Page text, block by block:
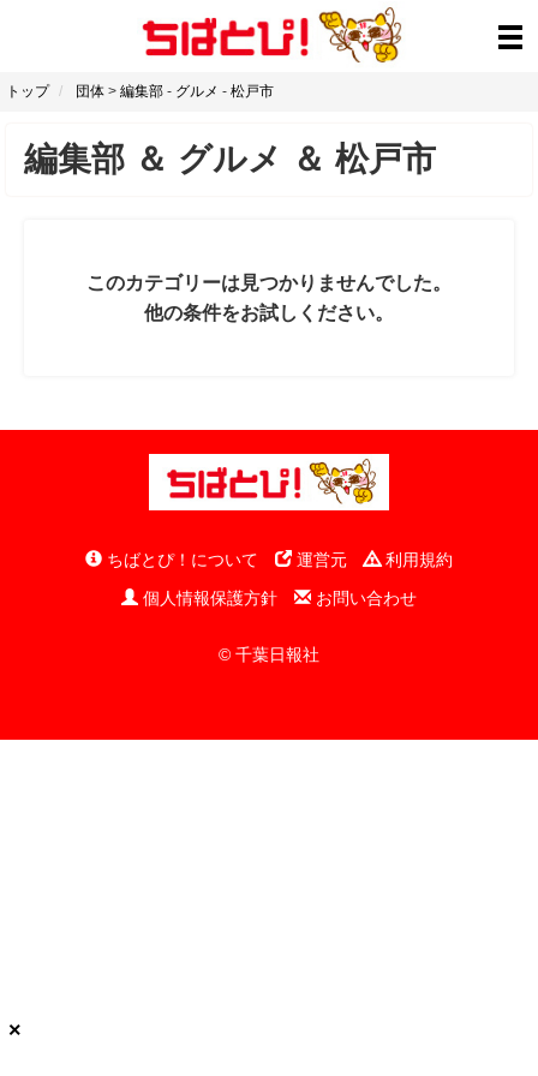
トップ 団体 > 編集部 - グルメ - 松戸市
編集部 ＆ グルメ ＆ 松戸市
このカテゴリーは見つかりませんでした。
他の条件をお試しください。
ちばとぴ！について 運営元
利用規約
個人情報保護方針
お問い合わせ
© 千葉日報社
×